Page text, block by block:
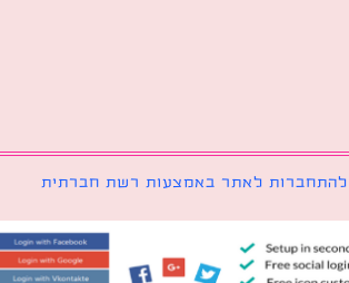
לאתר באמצעות רשת חברתית